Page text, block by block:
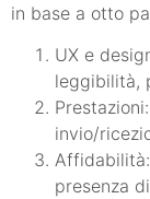
in base a otto
UX e
leggibilità,
invio/
presenza